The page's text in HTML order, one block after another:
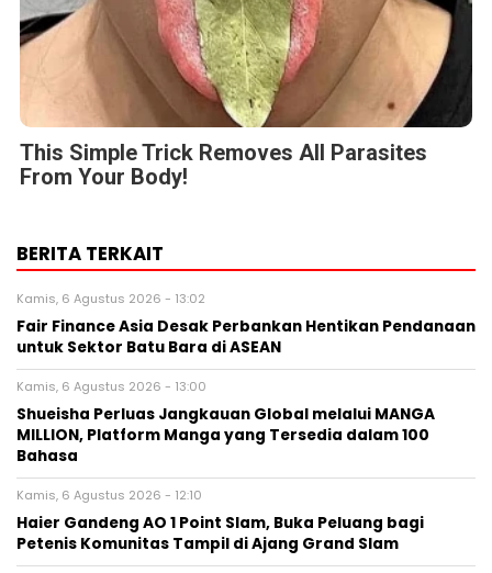
This Simple Trick Removes All Parasites
From Your Body!
BERITA TERKAIT
Kamis, 6 Agustus 2026 - 13:02
Fair Finance Asia Desak Perbankan Hentikan Pendanaan
untuk Sektor Batu Bara di ASEAN
Kamis, 6 Agustus 2026 - 13:00
Shueisha Perluas Jangkauan Global melalui MANGA
MILLION, Platform Manga yang Tersedia dalam 100
Bahasa
Kamis, 6 Agustus 2026 - 12:10
Haier Gandeng AO 1 Point Slam, Buka Peluang bagi
Petenis Komunitas Tampil di Ajang Grand Slam